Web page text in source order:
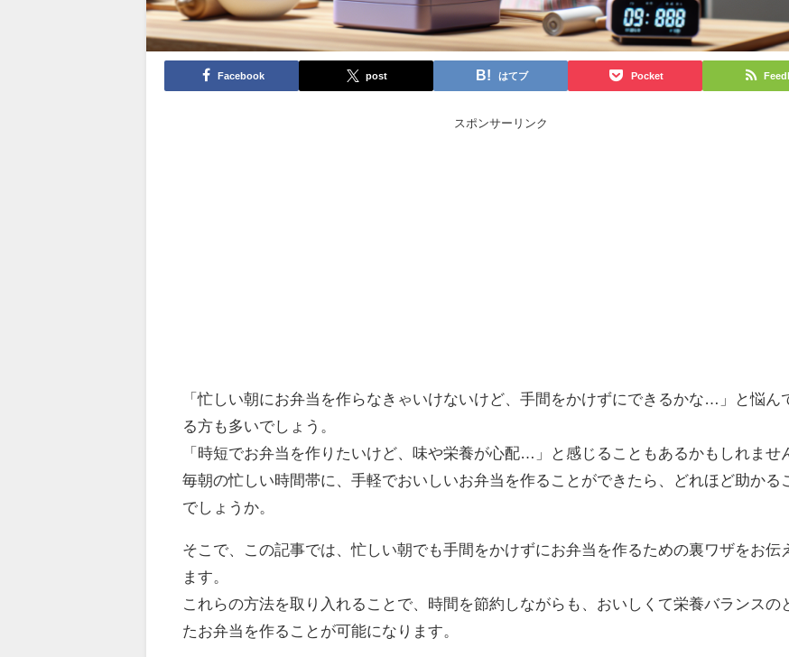
Facebook post はてブ Pocket
スポンサーリンク
「忙しい朝にお弁当を作らなきゃいけないけど、手間をかけずにできるかな…」と悩ん
る方も多いでしょう。
「時短でお弁当を作りたいけど、味や栄養が心配…」と感じることもあるかもしれませ
毎朝の忙しい時間帯に、手軽でおいしいお弁当を作ることができたら、どれほど助かる
でしょうか。
そこで、この記事では、忙しい朝でも手間をかけずにお弁当を作るための裏ワザをお伝
ます。
これらの方法を取り入れることで、時間を節約しながらも、おいしくて栄養バランスの
たお弁当を作ることが可能になります。